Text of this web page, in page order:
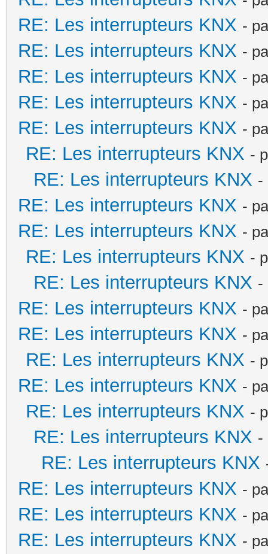
RE: Les interrupteurs KNX -
RE: Les interrupteurs KNX -
RE: Les interrupteurs KNX -
RE: Les interrupteurs KNX -
RE: Les interrupteurs KNX -
RE: Les interrupteurs KNX -
RE: Les interrupteurs KNX -
RE: Les interrupteurs KNX -
RE: Les interrupteurs KNX -
RE: Les interrupteurs KNX -
RE: Les interrupteurs KNX -
RE: Les interrupteurs KNX -
RE: Les interrupteurs KNX -
RE: Les interrupteurs KNX -
RE: Les interrupteurs KNX -
RE: Les interrupteurs KNX -
RE: Les interrupteurs KNX -
RE: Les interrupteurs KNX
RE: Les interrupteurs KNX -
RE: Les interrupteurs KNX -
RE: Les interrupteurs KNX -